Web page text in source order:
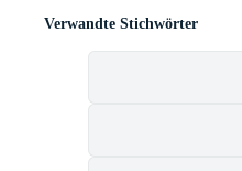
Verwandte Stichwörter